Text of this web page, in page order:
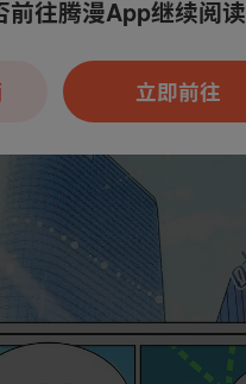
前往腾漫App继续阅读
立即前往